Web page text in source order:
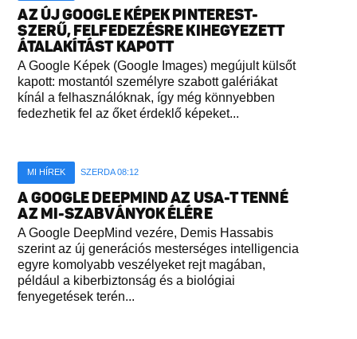
AZ ÚJ GOOGLE KÉPEK PINTEREST-
SZERŰ, FELFEDEZÉSRE KIHEGYEZETT
ÁTALAKÍTÁST KAPOTT
A Google Képek (Google Images) megújult külsőt
kapott: mostantól személyre szabott galériákat
kínál a felhasználóknak, így még könnyebben
fedezhetik fel az őket érdeklő képeket...
MI HÍREK SZERDA 08:12
A GOOGLE DEEPMIND AZ USA-T TENNÉ
AZ MI-SZABVÁNYOK ÉLÉRE
A Google DeepMind vezére, Demis Hassabis
szerint az új generációs mesterséges intelligencia
egyre komolyabb veszélyeket rejt magában,
például a kiberbiztonság és a biológiai
fenyegetések terén...